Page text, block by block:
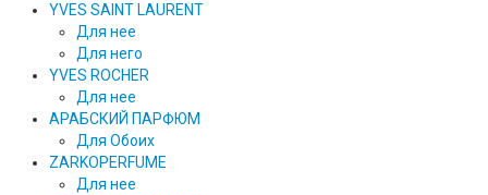
YVES SAINT LAURENT
Для нее
Для него
YVES ROCHER
Для нее
АРАБСКИЙ ПАРФЮМ
Для Обоих
ZARKOPERFUME
Для нее